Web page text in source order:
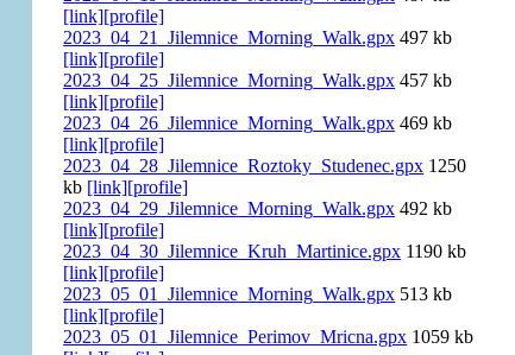
[link][profile]
2023_04_21_Jilemnice_Morning_Walk.gpx 497 kb
[link][profile]
2023_04_25_Jilemnice_Morning_Walk.gpx 457 kb
[link][profile]
2023_04_26_Jilemnice_Morning_Walk.gpx 469 kb
[link][profile]
2023_04_28_Jilemnice_Roztoky_Studenec.gpx 1250
kb [link][profile]
2023_04_29_Jilemnice_Morning_Walk.gpx 492 kb
[link][profile]
2023_04_30_Jilemnice_Kruh_Martinice.gpx 1190 kb
[link][profile]
2023_05_01_Jilemnice_Morning_Walk.gpx 513 kb
[link][profile]
2023_05_01_Jilemnice_Perimov_Mricna.gpx 1059 kb